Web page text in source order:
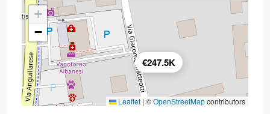
€247.5K
+
−
Leaflet | ©OpenStreetMapcontributors